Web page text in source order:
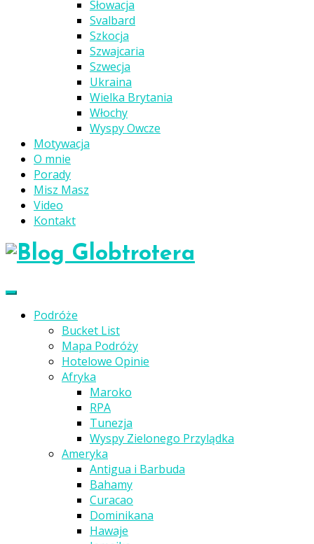
Słowacja
Svalbard
Szkocja
Szwajcaria
Szwecja
Ukraina
Wielka Brytania
Włochy
Wyspy Owcze
Motywacja
O mnie
Porady
Misz Masz
Video
Kontakt
Podróże
Bucket List
Mapa Podróży
Hotelowe Opinie
Afryka
Maroko
RPA
Tunezja
Wyspy Zielonego Przylądka
Ameryka
Antigua i Barbuda
Bahamy
Curacao
Dominikana
Hawaje